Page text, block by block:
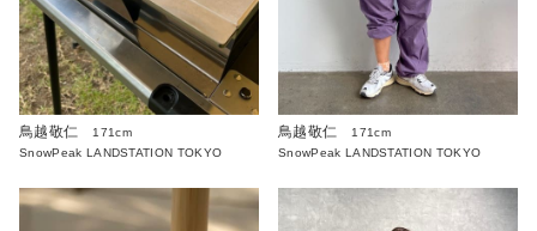
鳥越敬仁
171cm
SnowPeak LANDSTATION TOKYO
鳥越敬仁
171cm
SnowPeak LANDSTATION TOKYO